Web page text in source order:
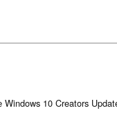
10 Creators